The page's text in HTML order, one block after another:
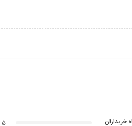
خریداران
5